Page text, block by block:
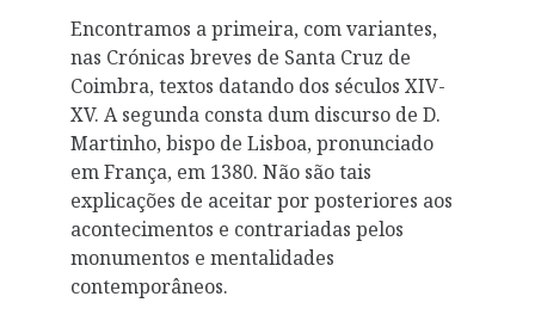
Encontramos a primeira, com variantes,
nas Crónicas breves de Santa Cruz de
Coimbra, textos datando dos séculos XIV-
XV. A segunda consta dum discurso de D.
Martinho, bispo de Lisboa, pronunciado
em França, em 1380. Não são tais
explicações de aceitar por posteriores aos
acontecimentos e contrariadas pelos
monumentos e mentalidades
contemporâneos.